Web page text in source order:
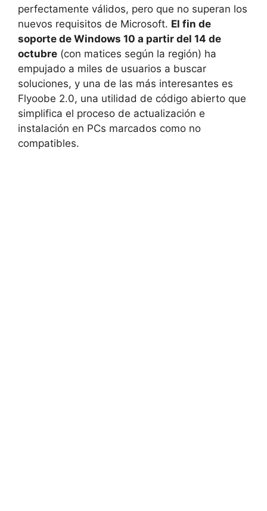
perfectamente válidos, pero que no superan los
nuevos requisitos de Microsoft. El fin de
soporte de Windows 10 a partir del 14 de
octubre (con matices según la región) ha
empujado a miles de usuarios a buscar
soluciones, y una de las más interesantes es
Flyoobe 2.0, una utilidad de código abierto que
simplifica el proceso de actualización e
instalación en PCs marcados como no
compatibles.